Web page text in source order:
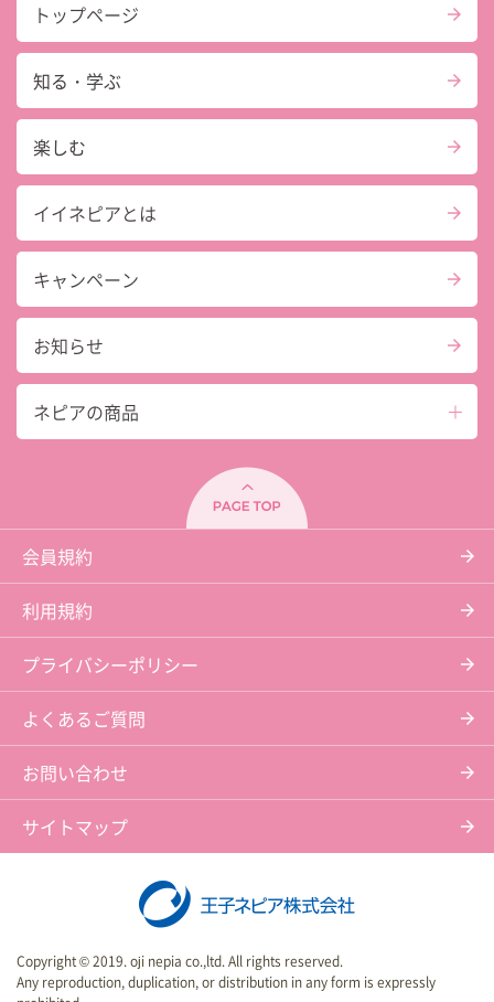
トップページ
知る・学ぶ
楽しむ
イイネピアとは
キャンペーン
お知らせ
ネピアの商品
会員規約
利用規約
プライバシーポリシー
よくあるご質問
お問い合わせ
サイトマップ
Copyright © 2019. oji nepia co.,ltd. All rights reserved.
Any reproduction, duplication, or distribution in any form is expressly